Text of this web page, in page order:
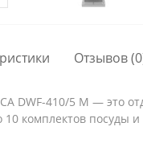
Отзывов
410/5 M — это
комплектов